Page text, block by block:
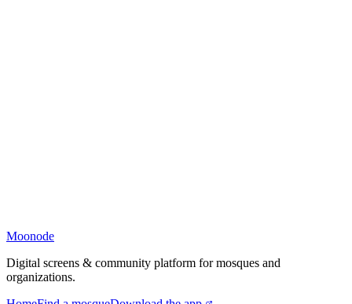
Moonode
Digital screens & community platform for mosques and
organizations.